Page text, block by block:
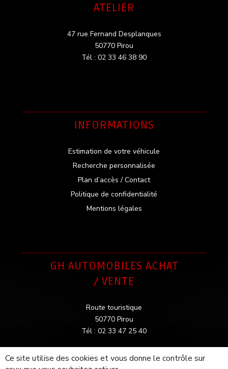
ATELIER
47 rue Fernand Desplanques
50770 Pirou
Tél : 02 33 46 38 90
INFORMATIONS
Estimation de votre véhicule
Recherche personnalisée
Plan d’accès / Contact
Politique de confidentialité
Mentions légales
GH AUTOMOBILES ACHAT
/ VENTE
Route touristique
50770 Pirou
Tél : 02 33 47 25 40
Ce site utilise des cookies et vous donne le contrôle sur